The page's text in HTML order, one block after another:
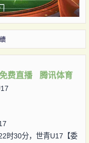
免费直播 腾讯体育
时30分，世青U17【委